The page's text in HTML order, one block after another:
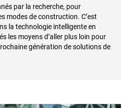
par la recherche, pour
modes de construction. C’est
la technologie intelligente en
les moyens d’aller plus loin pour
génération de solutions de